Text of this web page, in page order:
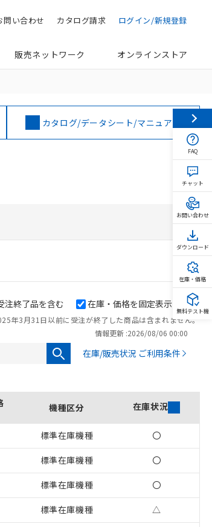
ログイン/新規登録
カタログ請求
問い合わせ
販売ネットワーク オンラインストア
カタログ/データシート/マニュアル
注終了品を含む
年3月31日以前に受注が終了した商品は含まれません。
在庫・価格を固定表示
情報更新 :2026/08/06 00:00
在庫/販売状況 ご利用条件
機種区分 在庫状況
標準在庫機種 〇
標準在庫機種 〇
標準在庫機種 〇
標準在庫機種 △
FAQ
チャット
お問い合わせ
ダウンロード
在庫・価格
無料テスト機